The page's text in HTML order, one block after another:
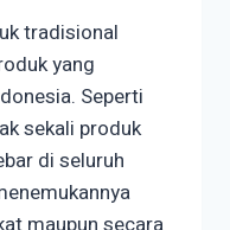
tradisional
yang
Seperti
sekali produk
di seluruh